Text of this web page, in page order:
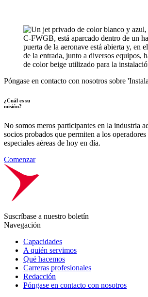
Póngase en contacto con nosotros sobre
¿Cuál es su
misión?
No somos meros participantes en la industria
socios probados que permiten a los
especiales aéreas de hoy en día.
Comenzar
Suscríbase a nuestro boletín
Navegación
Capacidades
A quién servimos
Qué hacemos
Carreras profesionales
Redacción
Póngase en contacto con nosotros